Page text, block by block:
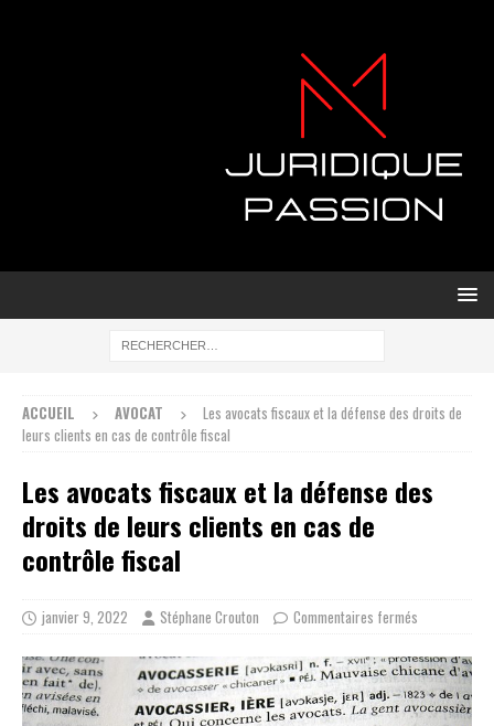
ACCUEIL AVOCAT
Les avocats fiscaux et la défense des droits de
leurs clients en cas de contrôle fiscal
Les avocats fiscaux et la défense des
droits de leurs clients en cas de
contrôle fiscal
janvier 9, 2022 Stéphane Crouton Commentaires fermés